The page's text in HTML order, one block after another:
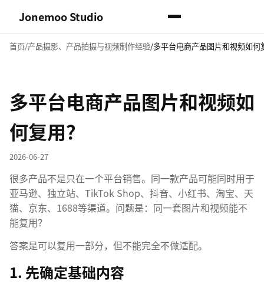
Jonemoo Studio
首页 产品摄影、产品拍摄与视频制作经验 多平台电商产品图片和视频如何
多平台电商产品图片和视频如
何复用？
2026-06-27
很多产品不是只在一个平台销售。同一款产品可能同时用于
亚马逊、独立站、TikTok Shop、抖音、小红书、淘宝、天
猫、京东、1688等渠道。问题是：同一套图片和视频能不
能复用？
答案是可以复用一部分，但不能完全不做适配。
1. 先确定基础内容